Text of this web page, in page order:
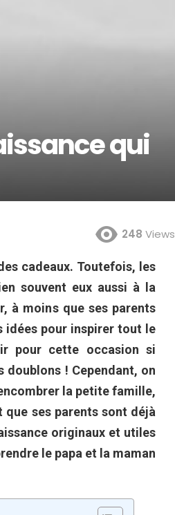
qui
248 Views
cadeaux. Toutefois, les
souvent eux aussi à la
à moins que ses parents
idées pour inspirer tout le
pour cette occasion si
doublons ! Cependant, on
la petite famille,
que ses parents sont déjà
originaux et utiles
le papa et la maman